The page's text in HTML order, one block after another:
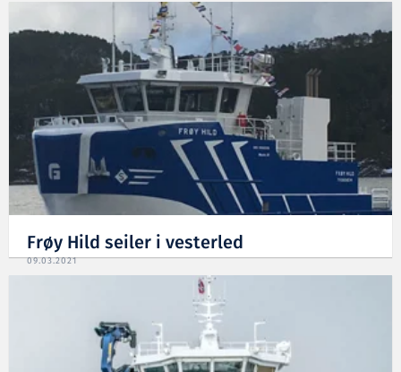
Frøy Hild seiler i vesterled
09.03.2021